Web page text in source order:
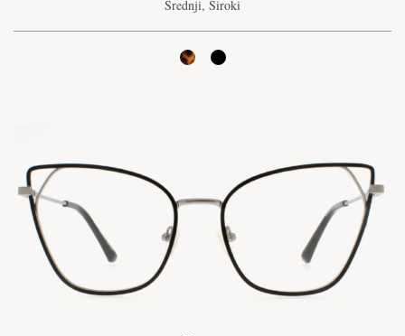
Srednji, Široki